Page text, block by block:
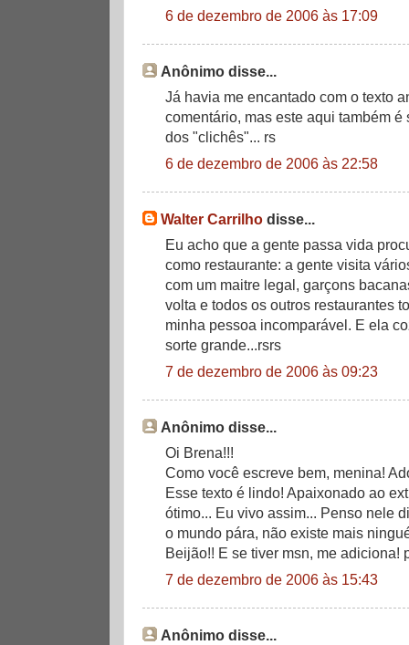
6 de dezembro de 2006 às 17:09
Anônimo disse...
Já havia me encantado com o texto
comentário, mas este aqui também
dos "clichês"... rs
6 de dezembro de 2006 às 22:58
Walter Carrilho disse...
Eu acho que a gente passa vida
como restaurante: a gente visita
com um maitre legal, garçons
volta e todos os outros restaurantes
minha pessoa incomparável. E ela
sorte grande...rsrs
7 de dezembro de 2006 às 09:23
Anônimo disse...
Oi Brena!!!
Como você escreve bem, menina!
Esse texto é lindo! Apaixonado ao
ótimo... Eu vivo assim... Penso nele
o mundo pára, não existe mais
Beijão!! E se tiver msn, me adiciona!
7 de dezembro de 2006 às 15:43
Anônimo disse...